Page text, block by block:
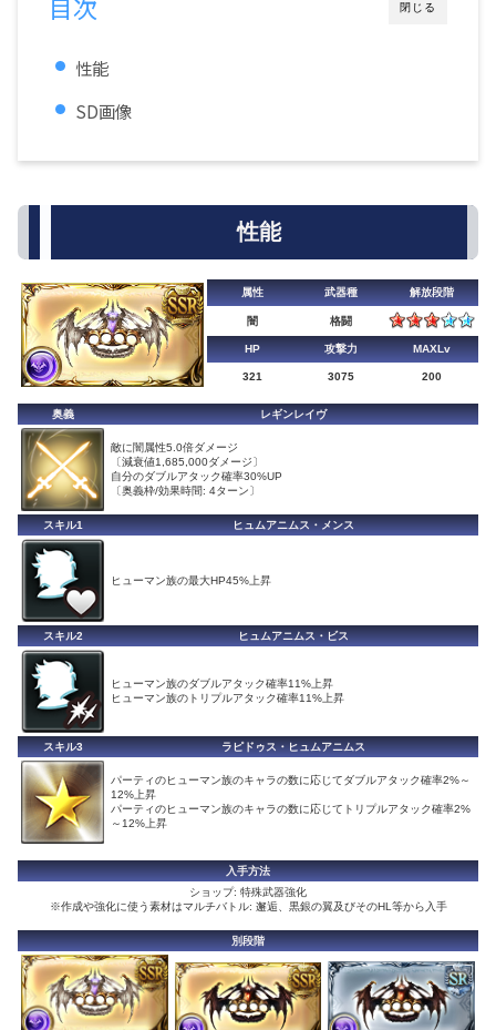
閉じる
目次
性能
SD画像
性能
属性 武器種 解放段階
闇 格闘
HP 攻撃力 MAXLv
321 3075 200
奥義 レギンレイヴ
敵に闇属性5.0倍ダメージ
〔減衰値1,685,000ダメージ〕
自分のダブルアタック確率30%UP
〔奥義枠/効果時間: 4ターン〕
スキル1 ヒュムアニムス・メンス
ヒューマン族の最大HP45%上昇
スキル2 ヒュムアニムス・ビス
ヒューマン族のダブルアタック確率11%上昇
ヒューマン族のトリプルアタック確率11%上昇
スキル3 ラピドゥス・ヒュムアニムス
パーティのヒューマン族のキャラの数に応じてダブルアタック確率2%～
12%上昇
パーティのヒューマン族のキャラの数に応じてトリプルアタック確率2%
～12%上昇
入手方法
ショップ: 特殊武器強化
※作成や強化に使う素材はマルチバトル: 邂逅、黒銀の翼及びそのHL等から入手
別段階